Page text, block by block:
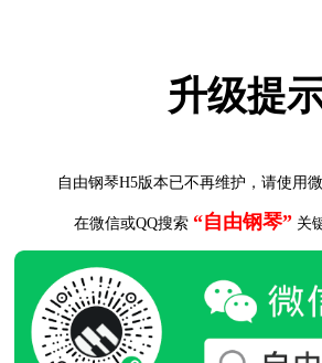
升级提
自由钢琴H5版本已不再维护，请使用微
在微信或QQ搜索 “自由钢琴” 关